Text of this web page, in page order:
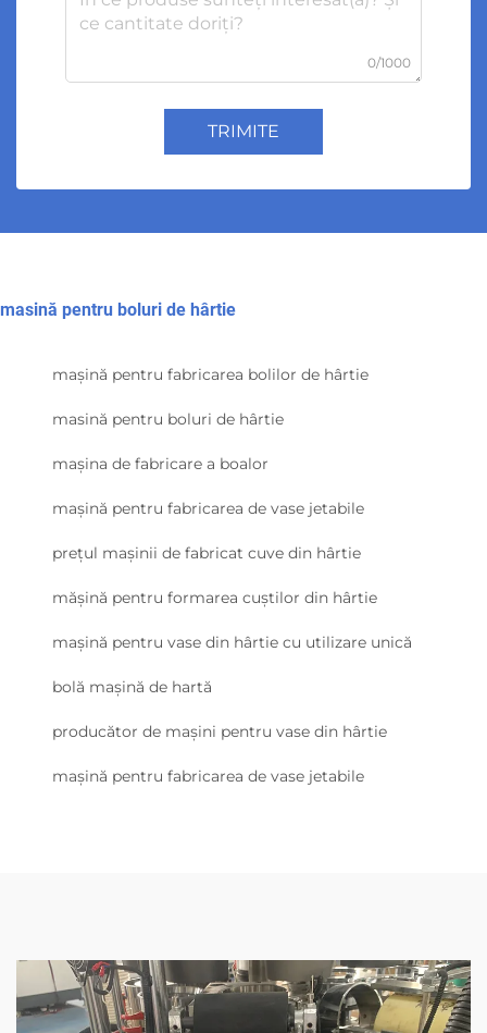
0/1000
TRIMITE
masină pentru boluri de hârtie
mașină pentru fabricarea bolilor de hârtie
masină pentru boluri de hârtie
mașina de fabricare a boalor
mașină pentru fabricarea de vase jetabile
prețul mașinii de fabricat cuve din hârtie
mășină pentru formarea cuștilor din hârtie
mașină pentru vase din hârtie cu utilizare unică
bolă mașină de hartă
producător de mașini pentru vase din hârtie
mașină pentru fabricarea de vase jetabile